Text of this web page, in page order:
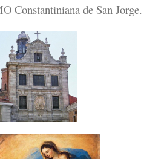
Constantiniana de San Jorge.